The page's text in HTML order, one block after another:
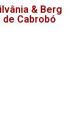
& Berg
Cabrobó